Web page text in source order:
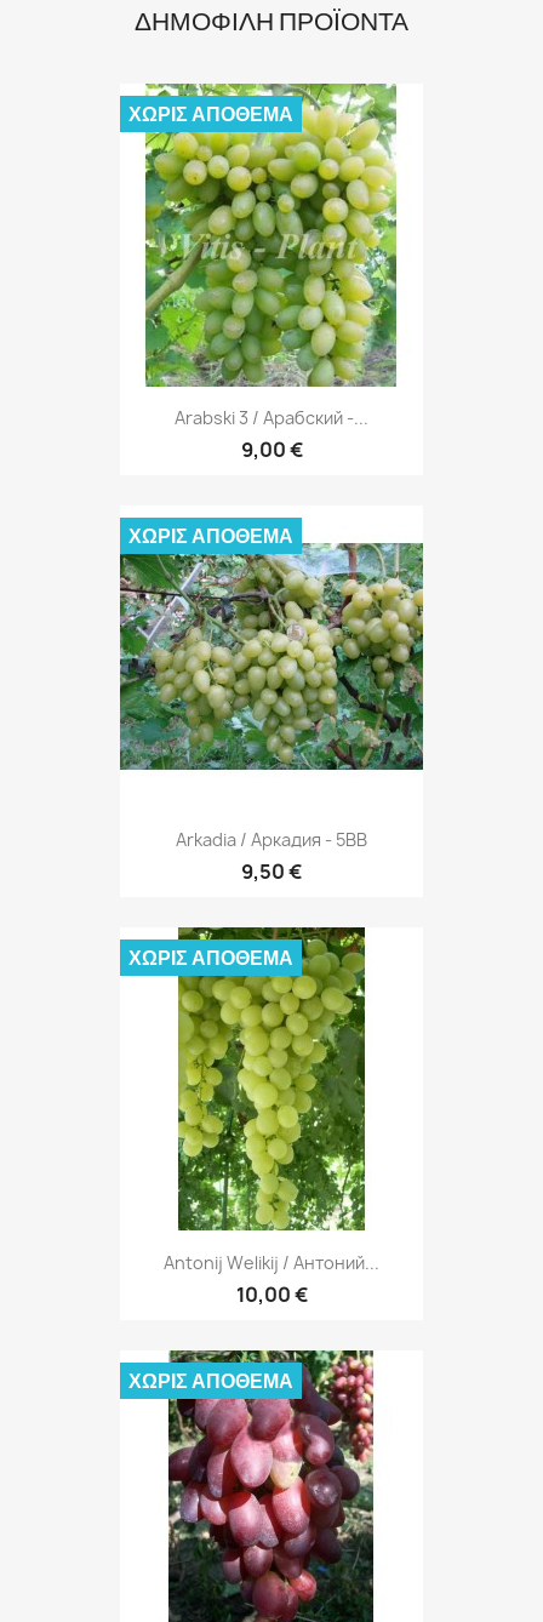
ΔΗΜΟΦΙΛΉ ΠΡΟΪΌΝΤΑ
Arabski 3 / Арабский -...
9,00 €
ΧΩΡΊΣ ΑΠΌΘΕΜΑ
Arkadia / Аркадия - 5BB
9,50 €
ΧΩΡΊΣ ΑΠΌΘΕΜΑ
Antonij Welikij / Антоний...
10,00 €
ΧΩΡΊΣ ΑΠΌΘΕΜΑ
ΧΩΡΊΣ ΑΠΌΘΕΜΑ